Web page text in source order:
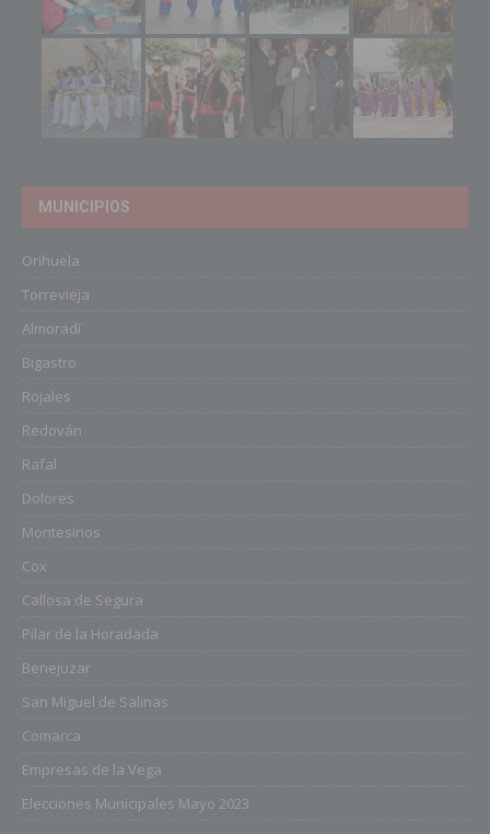
MUNICIPIOS
Orihuela
Torrevieja
Almoradí
Bigastro
Rojales
Redován
Rafal
Dolores
Montesinos
Cox
Callosa de Segura
Pilar de la Horadada
Benejuzar
San Miguel de Salinas
Comarca
Empresas de la Vega
Elecciones Municipales Mayo 2023